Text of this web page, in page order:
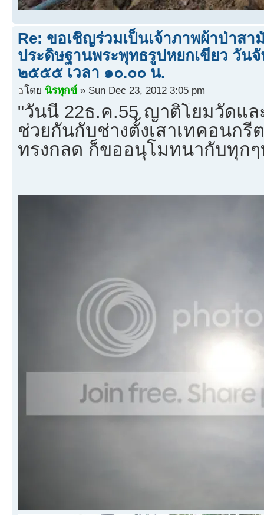
Re: ขอเชิญร่วมเป็นเจ้าภาพผ้าป่าสา
ประดิษฐานพระพุทธรูปหยกเขียว วัน
๒๕๕๕ เวลา ๑๐.๐๐ น.
โดย นิรทุกข์ » Sun Dec 23, 2012 3:05 pm
"วันนี้ 22ธ.ค.55 ญาติโยมวัดแ
ช่วยกันกับช่างตั้งเสาเทคอนกรี
ทรงกลด ก็ขออนุโมทนากับทุก